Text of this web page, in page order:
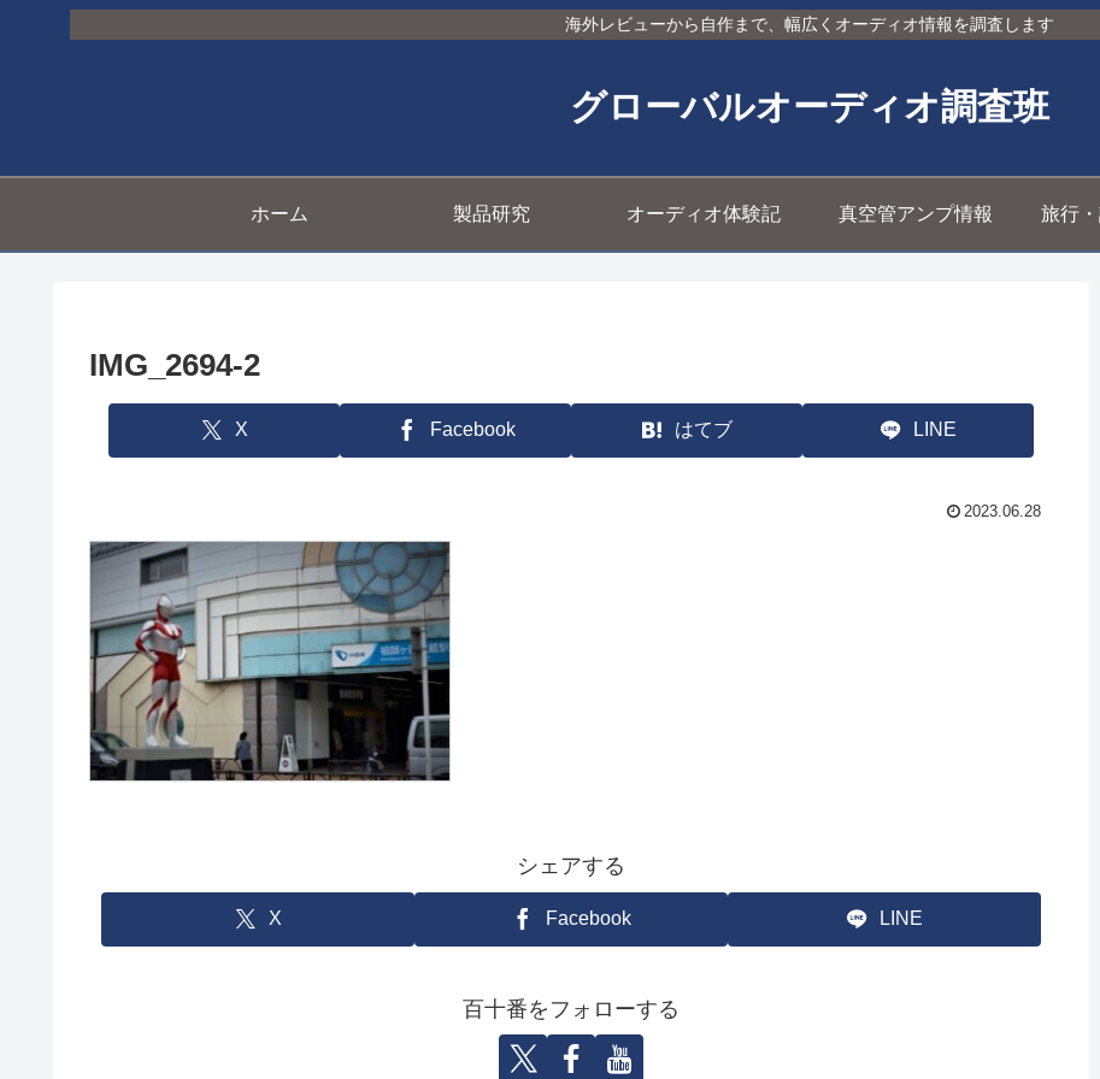
海外レビューから自作まで、幅広くオーディオ情報を調査します
グローバルオーディオ調査班
ホーム 製品研究 オーディオ体験記 真空管アンプ情報 旅行
IMG_2694-2
X Facebook はてブ LINE
2023.06.28
シェアする
X Facebook LINE
百十番をフォローする